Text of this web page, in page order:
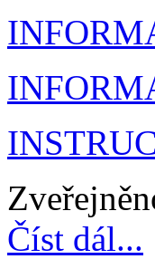
Číst dál...